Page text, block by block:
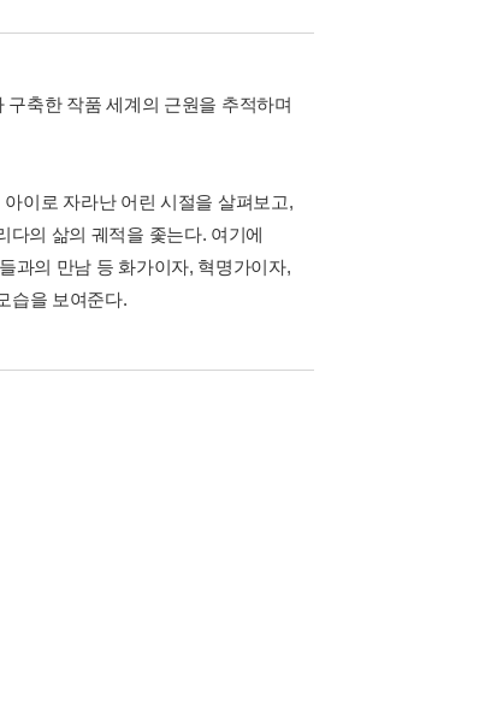
축한 작품 세계의 근원을 추적하며
이로 자라난 어린 시절을 살펴보고,
다의 삶의 궤적을 좇는다. 여기에
과의 만남 등 화가이자, 혁명가이자,
습을 보여준다.